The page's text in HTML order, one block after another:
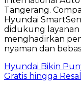
Hyundai Bikin
Gratis hingga